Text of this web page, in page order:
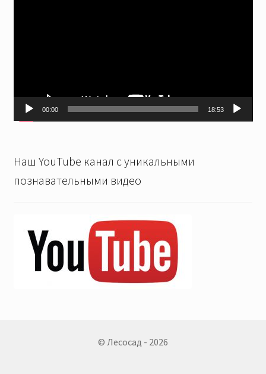
00:00 18:53
Наш YouTube канал с уникальными
познавательными видео
© Лесосад - 2026